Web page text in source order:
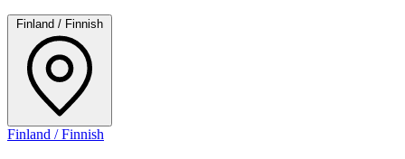
Finland / Finnish
Finland / Finnish